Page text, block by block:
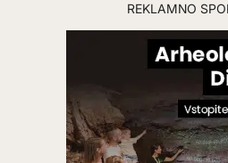
REKLAMNO